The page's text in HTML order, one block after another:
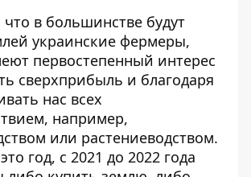
в большинстве будут
украинские фермеры,
первостепенный интерес
сверхприбыль и благодаря
нас всех
например,
или растениеводством.
год, с 2021 до 2022 года